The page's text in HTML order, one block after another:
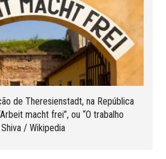
de Theresienstadt, na República
macht frei”, ou “O trabalho
/ Wikipedia